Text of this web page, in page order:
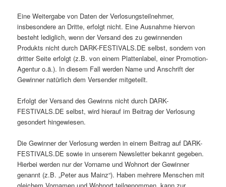
Eine Weitergabe von Daten der Verlosungsteilnehmer,
insbesondere an Dritte, erfolgt nicht. Eine Ausnahme hiervon
besteht lediglich, wenn der Versand des zu gewinnenden
Produkts nicht durch DARK-FESTIVALS.DE selbst, sondern von
dritter Seite erfolgt (z.B. von einem Plattenlabel, einer Promotion-
Agentur o.ä.). In diesem Fall werden Name und Anschrift der
Gewinner natürlich dem Versender mitgeteilt.
Erfolgt der Versand des Gewinns nicht durch DARK-
FESTIVALS.DE selbst, wird hierauf im Beitrag der Verlosung
gesondert hingewiesen.
Die Gewinner der Verlosung werden in einem Beitrag auf DARK-
FESTIVALS.DE sowie in unserem Newsletter bekannt gegeben.
Hierbei werden nur der Vorname und Wohnort der Gewinner
genannt (z.B. „Peter aus Mainz“). Haben mehrere Menschen mit